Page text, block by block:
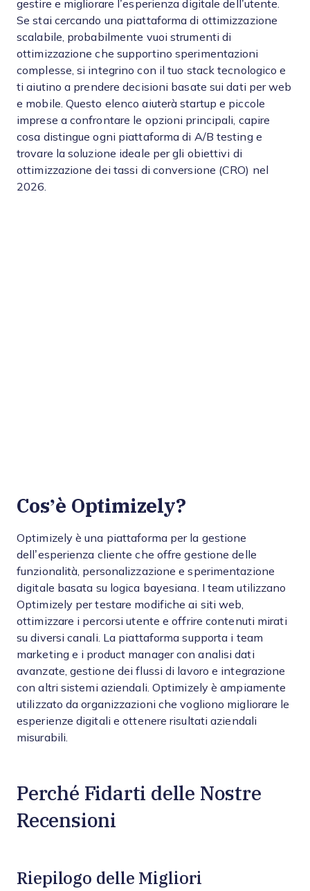
gestire e migliorare l’esperienza digitale dell’utente.
Se stai cercando una piattaforma di ottimizzazione
scalabile, probabilmente vuoi strumenti di
ottimizzazione che supportino sperimentazioni
complesse, si integrino con il tuo stack tecnologico e
ti aiutino a prendere decisioni basate sui dati per web
e mobile. Questo elenco aiuterà startup e piccole
imprese a confrontare le opzioni principali, capire
cosa distingue ogni piattaforma di A/B testing e
trovare la soluzione ideale per gli obiettivi di
ottimizzazione dei tassi di conversione (CRO) nel
2026.
Cos’è Optimizely?
Optimizely è una piattaforma per la gestione
dell’esperienza cliente che offre gestione delle
funzionalità, personalizzazione e sperimentazione
digitale basata su logica bayesiana. I team utilizzano
Optimizely per testare modifiche ai siti web,
ottimizzare i percorsi utente e offrire contenuti mirati
su diversi canali. La piattaforma supporta i team
marketing e i product manager con analisi dati
avanzate, gestione dei flussi di lavoro e integrazione
con altri sistemi aziendali. Optimizely è ampiamente
utilizzato da organizzazioni che vogliono migliorare le
esperienze digitali e ottenere risultati aziendali
misurabili.
Perché Fidarti delle Nostre
Recensioni
Riepilogo delle Migliori